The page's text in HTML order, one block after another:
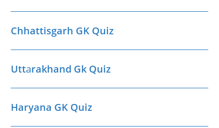
Chhattisgarh GK Quiz
Uttarakhand Gk Quiz
Haryana GK Quiz